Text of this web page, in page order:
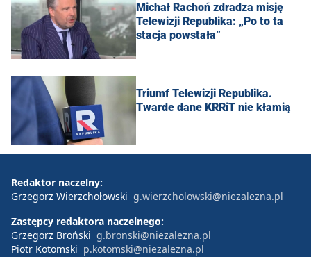
Michał Rachoń zdradza misję
Telewizji Republika: „Po to ta
stacja powstała”
Triumf Telewizji Republika.
Twarde dane KRRiT nie kłamią
Redaktor naczelny:
Grzegorz Wierzchołowski g.wierzcholowski@niezalezna.pl
Zastępcy redaktora naczelnego:
Grzegorz Broński g.bronski@niezalezna.pl
Piotr Kotomski p.kotomski@niezalezna.pl